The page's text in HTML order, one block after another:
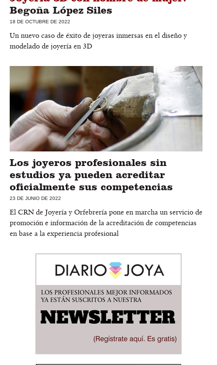
Begoña López Siles
18 DE OCTUBRE DE 2022
Un nuevo caso de éxito de joyeras inmersas en el diseño y
modelado de joyería en 3D
Los joyeros profesionales sin
estudios ya pueden acreditar
oficialmente sus competencias
23 DE JUNIO DE 2022
El CRN de Joyería y Orfebrería pone en marcha un servicio de
promoción e información de la acreditación de competencias
en base a la experiencia profesional